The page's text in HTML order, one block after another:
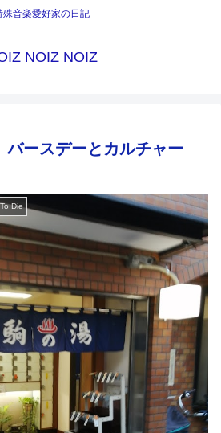
殊音楽愛好家の日記
NOIZ NOIZ
バースデーとカルチャー
Die